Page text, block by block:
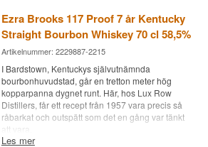
Flaskan kom ut i november 2022 som
rågmotsvarigheten till Old Ezra 7 år Kentucky
Straight Bourbon Whisky, som samma år utsågs
till bästa bourbon vid San Francisco World Spirits
Competition. Old Ezra är den kraftigaste grenen
av Ezra Brooks-familjen, och rågversionen var
den första i sitt slag under namnet.
Whiskyn är destillerad och lagrad i Indiana hos
Ezra Brooks 117 Proof 7 år Kentucky
Straight Bourbon Whiskey 70 cl 58,5%
Artikelnummer: 2229887-2215
I Bardstown, Kentuckys självutnämnda
bourbonhuvudstad, går en tretton meter hög
kopparpanna dygnet runt. Här, hos Lux Row
Distillers, får ett recept från 1957 vara precis så
råbarkat och outspätt som det en gång var tänkt
att vara.
Les mer